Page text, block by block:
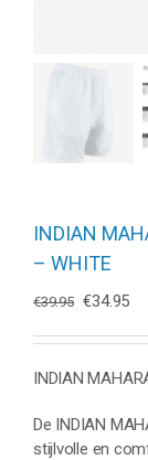
INDIAN
– WHITE
€39.95
was:
€39.95.
€34.95
is:
INDIAN
De INDIAN
stijlvolle en